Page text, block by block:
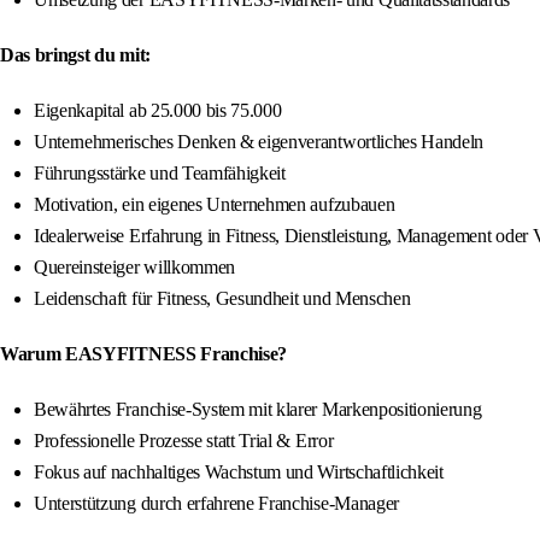
Das bringst du mit:
Eigenkapital ab 25.000 bis 75.000
Unternehmerisches Denken & eigenverantwortliches Handeln
Führungsstärke und Teamfähigkeit
Motivation, ein eigenes Unternehmen aufzubauen
Idealerweise Erfahrung in Fitness, Dienstleistung, Management oder
Quereinsteiger willkommen
Leidenschaft für Fitness, Gesundheit und Menschen
Warum EASYFITNESS Franchise?
Bewährtes Franchise-System mit klarer Markenpositionierung
Professionelle Prozesse statt Trial & Error
Fokus auf nachhaltiges Wachstum und Wirtschaftlichkeit
Unterstützung durch erfahrene Franchise-Manager